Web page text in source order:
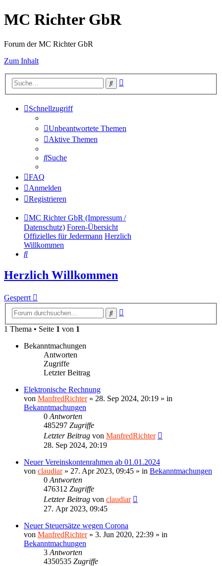
MC Richter GbR
Forum der MC Richter GbR
Zum Inhalt
Suche
Schnellzugriff
Unbeantwortete Themen
Aktive Themen
Suche
FAQ
Anmelden
Registrieren
MC Richter GbR (Impressum /
Datenschutz) Foren-Übersicht
Offizielles für Jedermann Herzlich
Willkommen
Suche
Herzlich Willkommen
Gesperrt
Suche
1 Thema • Seite 1 von 1
Bekanntmachungen
Antworten
Zugriffe
Letzter Beitrag
Elektronische Rechnung
von ManfredRichter» 28. Sep 2024, 20:19 » in
Bekanntmachungen
0 Antworten
485297 Zugriffe
Letzter Beitrag von ManfredRichter
28. Sep 2024, 20:19
Neuer Vereinskontenrahmen ab 01.01.2024
von claudiar» 27. Apr 2023, 09:45 » in Bekanntmachungen
0 Antworten
476312 Zugriffe
Letzter Beitrag von claudiar
27. Apr 2023, 09:45
Neuer Steuersätze wegen Corona
von ManfredRichter» 3. Jun 2020, 22:39 » in
Bekanntmachungen
3 Antworten
4350535 Zugriffe